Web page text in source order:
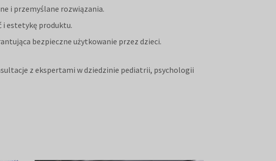
i przemyślane rozwiązania.
i estetykę produktu.
bezpieczne użytkowanie przez dzieci.
z ekspertami w dziedzinie pediatrii, psychologii